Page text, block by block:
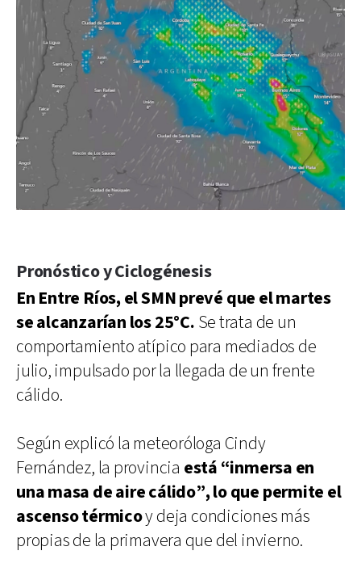
Pronóstico y Ciclogénesis
En Entre Ríos, el SMN prevé que el martes
se alcanzarían los 25°C. Se trata de un
comportamiento atípico para mediados de
julio, impulsado por la llegada de un frente
cálido.
Según explicó la meteoróloga Cindy
Fernández, la provincia está “inmersa en
una masa de aire cálido”, lo que permite el
ascenso térmicoy deja condiciones más
propias de la primavera que del invierno.